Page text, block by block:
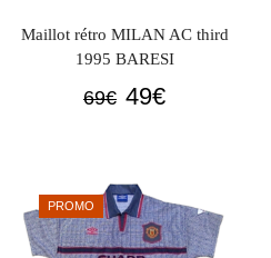
Maillot rétro MILAN AC third
1995 BARESI
69€ Le
était :
69€.
49€Le
49€.
PROMO